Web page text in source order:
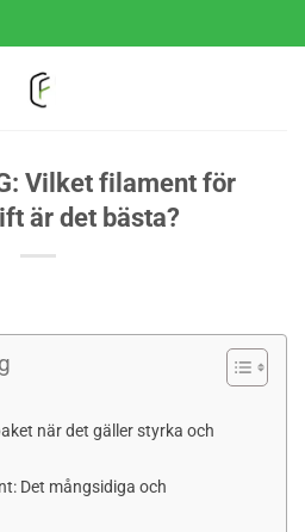
Vilket filament för
är det bästa?
när det gäller styrka och
Det mångsidiga och